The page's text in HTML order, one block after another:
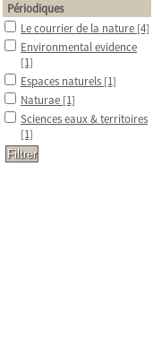
Périodiques
Le courrier de la nature [4]
Environmental evidence
[1]
Espaces naturels [1]
Naturae [1]
Sciences eaux & territoires
[1]